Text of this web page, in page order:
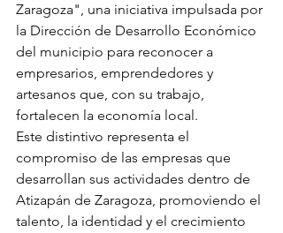
Zaragoza", una iniciativa impulsada por
la Dirección de Desarrollo Económico
del municipio para reconocer a
empresarios, emprendedores y
artesanos que, con su trabajo,
fortalecen la economía local.
Este distintivo representa el
compromiso de las empresas que
desarrollan sus actividades dentro de
Atizapán de Zaragoza, promoviendo el
talento, la identidad y el crecimiento